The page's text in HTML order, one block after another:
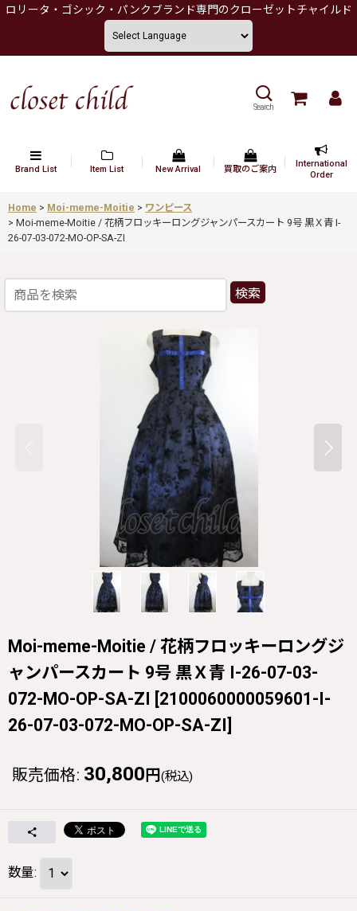
ロリータ・ゴシック・パンクブランド専門のクローゼットチャイルド
Search
Brand List Item List New Arrival 買取のご案内
International
Order
Home > Moi-meme-Moitie > ワンピース
> Moi-meme-Moitie / 花柄フロッキーロングジャンパースカート 9号 黒Ｘ青 I-
26-07-03-072-MO-OP-SA-ZI
検索
Moi-meme-Moitie / 花柄フロッキーロングジ
ャンパースカート 9号 黒Ｘ青 I-26-07-03-
072-MO-OP-SA-ZI [2100060000059601-I-
26-07-03-072-MO-OP-SA-ZI]
販売価格: 30,800 円 (税込)
数量: